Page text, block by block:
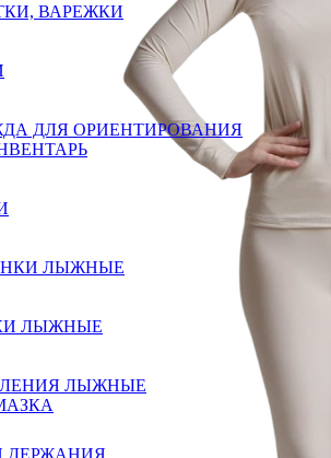
ВАРЕЖКИ
ДЛЯ ОРИЕНТИРОВАНИЯ
ЛЫЖНЫЕ
ЛЫЖНЫЕ
ЛЫЖНЫЕ
ДЕРЖАНИЯ